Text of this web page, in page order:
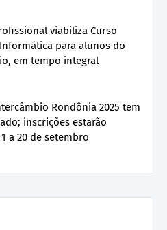
viabiliza Curso
para alunos do
em tempo integral
Rondônia 2025 tem
inscrições estarão
a 20 de setembro